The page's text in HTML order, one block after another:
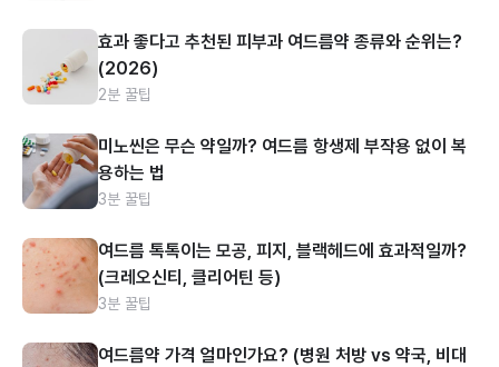
효과 좋다고 추천된 피부과 여드름약 종류와 순위는?
(2026)
2분 꿀팁
미노씬은 무슨 약일까? 여드름 항생제 부작용 없이 복
용하는 법
3분 꿀팁
여드름 톡톡이는 모공, 피지, 블랙헤드에 효과적일까?
(크레오신티, 클리어틴 등)
3분 꿀팁
여드름약 가격 얼마인가요? (병원 처방 vs 약국, 비대